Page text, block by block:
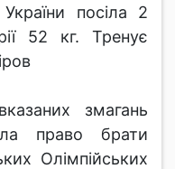
посіла 2
52 кг. Тренує
змагань
право брати
Олімпійських